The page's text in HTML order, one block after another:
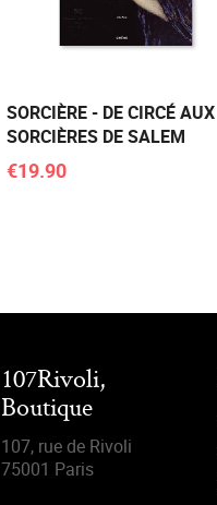
SORCIÈRE - DE CIRCÉ AUX
SORCIÈRES DE SALEM
€19.90
107Rivoli,
Boutique
107, rue de Rivoli
75001 Paris